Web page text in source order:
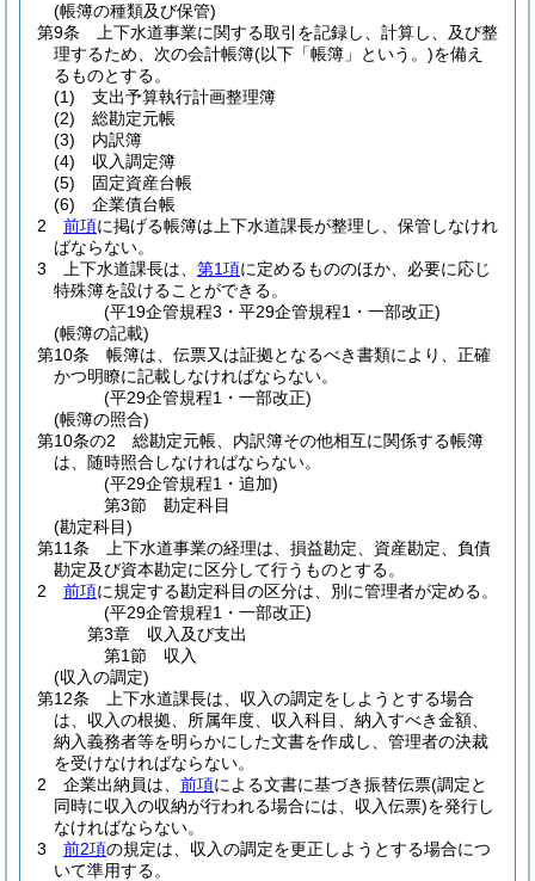
(帳簿の種類及び保管)
第9条
上下水道事業に関する取引を記録し、計算し、及び整
理するため、次の会計帳簿(以下「帳簿」という。)を備え
るものとする。
(1)
支出予算執行計画整理簿
(2)
総勘定元帳
(3)
内訳簿
(4)
収入調定簿
(5)
固定資産台帳
(6)
企業債台帳
2
前項に掲げる帳簿は上下水道課長が整理し、保管しなけれ
ばならない。
3
上下水道課長は、 第1項に定めるもののほか、必要に応じ
特殊簿を設けることができる。
(平19企管規程3・平29企管規程1・一部改正)
(帳簿の記載)
第10条
帳簿は、伝票又は証拠となるべき書類により、正確
かつ明瞭に記載しなければならない。
(平29企管規程1・一部改正)
(帳簿の照合)
第10条の2
総勘定元帳、内訳簿その他相互に関係する帳簿
は、随時照合しなければならない。
(平29企管規程1・追加)
第3節
勘定科目
(勘定科目)
第11条
上下水道事業の経理は、損益勘定、資産勘定、負債
勘定及び資本勘定に区分して行うものとする。
2
前項に規定する勘定科目の区分は、別に管理者が定める。
(平29企管規程1・一部改正)
第3章
収入及び支出
第1節
収入
(収入の調定)
第12条
上下水道課長は、収入の調定をしようとする場合
は、収入の根拠、所属年度、収入科目、納入すべき金額、
納入義務者等を明らかにした文書を作成し、管理者の決裁
を受けなければならない。
2
企業出納員は、 前項による文書に基づき振替伝票(調定と
同時に収入の収納が行われる場合には、収入伝票)を発行し
なければならない。
3
前2項の規定は、収入の調定を更正しようとする場合につ
いて準用する。